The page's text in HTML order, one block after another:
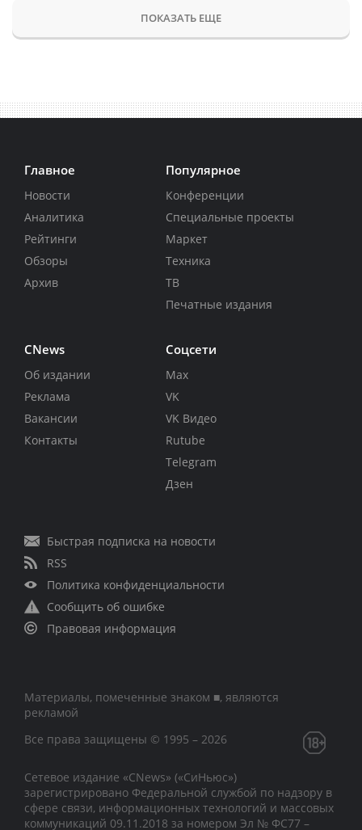
ПОКАЗАТЬ ЕЩЕ
Главное
Новости
Аналитика
Рейтинги
Обзоры
Архив
Популярное
Конференции
Специальные проекты
Маркет
Техника
ТВ
Печатные издания
CNews
Об издании
Реклама
Вакансии
Контакты
Соцсети
Max
VK
VK Видео
Rutube
Telegram
Дзен
Быстрая подписка на новости
RSS
Политика конфиденциальности
Сообщить об ошибке
Правовая информация
Материалы, помеченные знаком ■, являются
рекламой
Все права защищены © 1995 – 2026
Сетевое издание «CNews» («СиНьюс»)
зарегистрировано Федеральной службой по надзору в
сфере связи, информационных технологий и массовых
коммуникаций 09.11.2018 за номером Эл № ФС77 –